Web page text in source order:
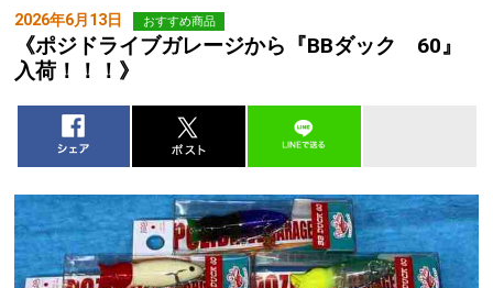
2026年6月13日 おすすめ商品
《ポジドライブガレージから『BBダック 60』
入荷！！！》